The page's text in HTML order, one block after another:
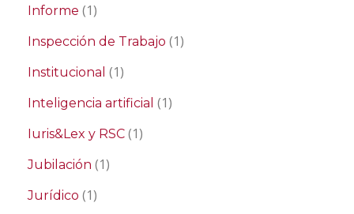
Informe (1)
Inspección de Trabajo (1)
Institucional (1)
Inteligencia artificial (1)
Iuris&Lex y RSC (1)
Jubilación (1)
Jurídico (1)